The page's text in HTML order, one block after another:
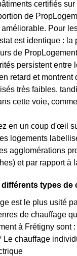
certifiés
de
Pour
est identique : la
de
persistent entre
retard et montrent
très faibles,
cette voie,
en un coup d'œil
logements
agglomérations
et par rapport à
différents types de
est le plus usité
de chauffage
à Frétigny sont
Le chauffage